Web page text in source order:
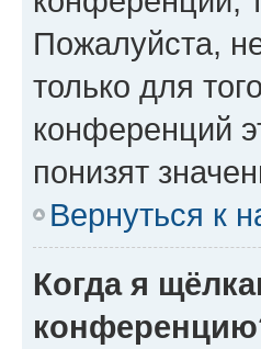
Пожалуйста,
только для
конференций
понизят
Вернуться к
Когда я